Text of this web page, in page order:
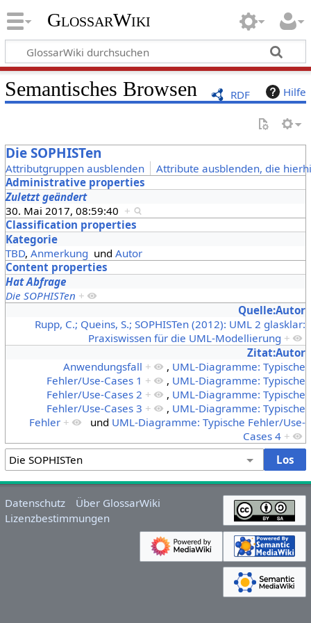
GlossarWiki
RDF Hilfe
Semantisches Browsen
Die SOPHISTen
Attributgruppen ausblenden
Attribute ausblenden, die
Administrative properties
Zuletzt geändert
30. Mai 2017, 08:59:40 +
Classification properties
Kategorie
TBD, Anmerkung und Autor
Content properties
Hat Abfrage
Die SOPHISTen +
Quelle:Autor
Rupp, C.; Queins, S.; SOPHISTen (2012): UML 2 glasklar:
Praxiswissen für die UML-Modellierung +
Zitat:Autor
Anwendungsfall + , UML-Diagramme: Typische
Fehler/Use-Cases 1 + , UML-Diagramme: Typische
Fehler/Use-Cases 2 + , UML-Diagramme: Typische
Fehler/Use-Cases 3 + , UML-Diagramme: Typische
Fehler + und UML-Diagramme: Typische Fehler/Use-
Cases 4 +
Datenschutz
Über GlossarWiki
Lizenzbestimmungen